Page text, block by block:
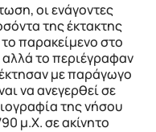
οι ενάγοντες
της έκτακτης
παρακείμενο στο
αλλά το περιέγραφαν
με παράγωγο
να ανεγερθεί σε
της νήσου
μ.Χ. σε ακίνητο